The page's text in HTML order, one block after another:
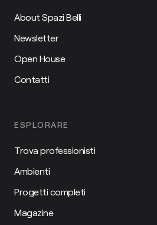
About Spazi Belli
Newsletter
Open House
Contatti
ESPLORARE
Trova professionisti
Ambienti
Progetti completi
Magazine